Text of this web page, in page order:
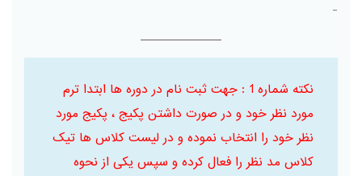
-
نکته شماره 1 : جهت ثبت نام در دوره ها ابتدا ترم
مورد نظر خود و در صورت داشتن پکیج ، پکیج مورد
نظر خود را انتخاب نموده و در لیست کلاس ها تیک
کلاس مد نظر را فعال کرده و سپس یکی از نحوه